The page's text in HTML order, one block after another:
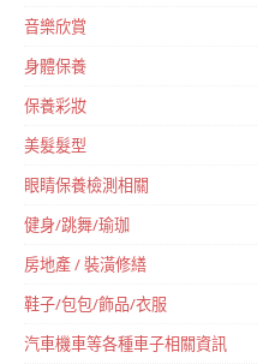
音樂欣賞
身體保養
保養彩妝
美髮髮型
眼睛保養檢測相關
健身/跳舞/瑜珈
房地產 / 裝潢修繕
鞋子/包包/飾品/衣服
汽車機車等各種車子相關資訊